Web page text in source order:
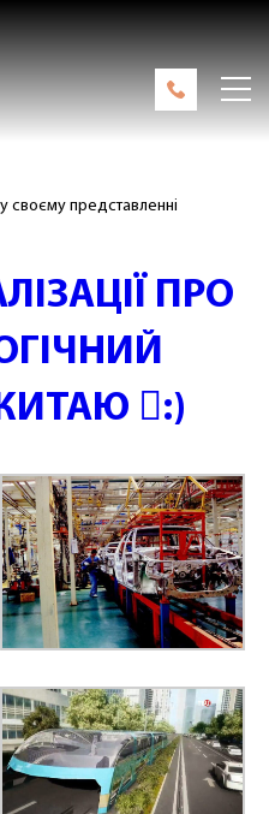
своєму представленні
ПРО
:)